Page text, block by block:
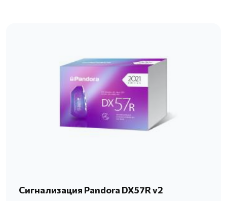
Сигнализация Pandora DX57R v2